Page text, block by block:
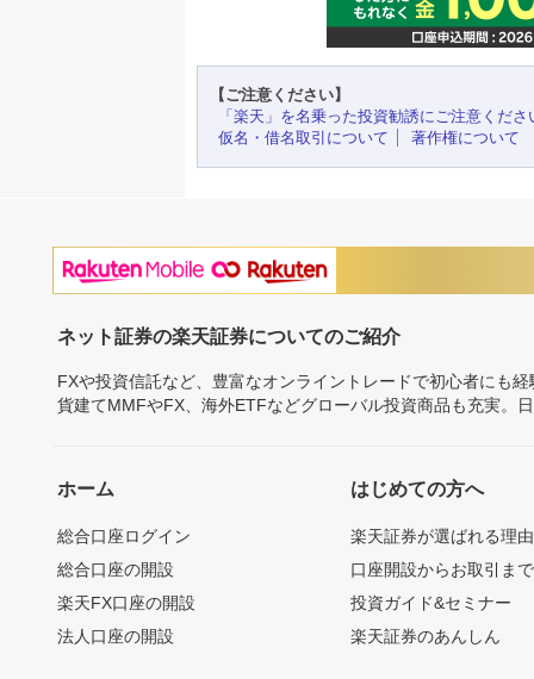
【ご注意ください】
「楽天」を名乗った投資勧誘にご注意くださ
仮名・借名取引について
著作権について
ネット証券の楽天証券についてのご紹介
FXや投資信託など、豊富なオンライントレードで初心者にも
貨建てMMFやFX、海外ETFなどグローバル投資商品も充実。
ホーム
総合口座ログイン
総合口座の開設
楽天FX口座の開設
法人口座の開設
はじめての方へ
楽天証券が選ばれる理由
口座開設からお取引ま
投資ガイド&セミナー
楽天証券のあんしん